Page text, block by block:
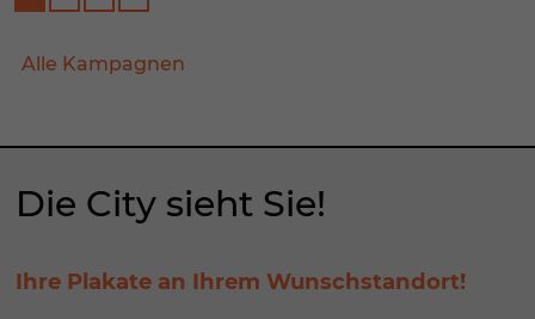
Alle Kampagnen
Die City sieht Sie!
Ihre Plakate an Ihrem Wunschstandort!